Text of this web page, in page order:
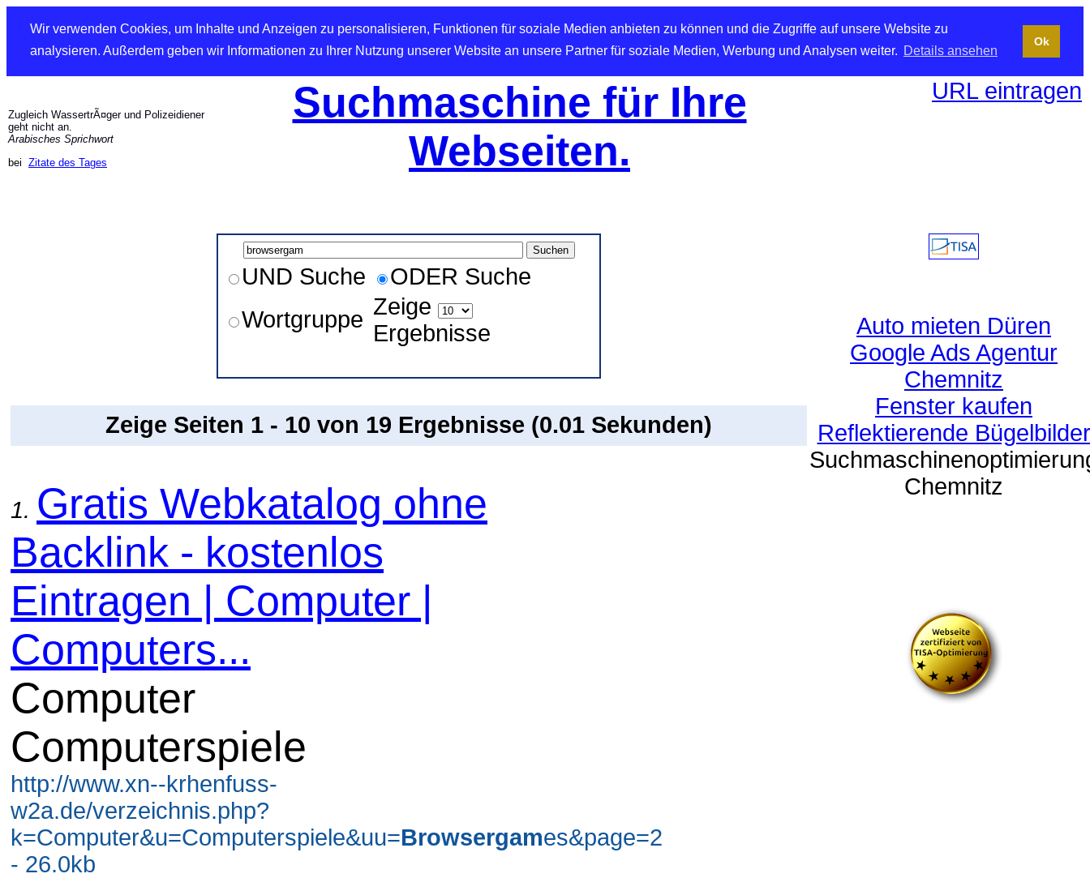
Wir verwenden Cookies, um Inhalte und Anzeigen zu personalisieren, Funktionen für soziale Medien anbieten zu können und die Zugriffe auf unsere Website zu
analysieren. Außerdem geben wir Informationen zu Ihrer Nutzung unserer Website an unsere Partner für soziale Medien, Werbung und Analysen weiter. Details ansehen
Ok
Zugleich WassertrÃ¤ger und Polizeidiener
geht nicht an.
Arabisches Sprichwort
bei Zitate des Tages
Suchmaschine für Ihre
Webseiten.
URL eintragen
UND Suche
ODER Suche
Wortgruppe Zeige
Ergebnisse
Zeige Seiten 1 - 10 von 19 Ergebnisse (0.01 Sekunden)
1. Gratis Webkatalog ohne
Backlink - kostenlos
Eintragen | Computer |
Computers...
Computer
Computerspiele
http://www.xn--krhenfuss-
w2a.de/verzeichnis.php?
k=Computer&u=Computerspiele&uu=Browsergames&page=2
- 26.0kb
Auto mieten Düren
Google Ads Agentur
Chemnitz
Fenster kaufen
Reflektierende Bügelbilder
Chemnitz